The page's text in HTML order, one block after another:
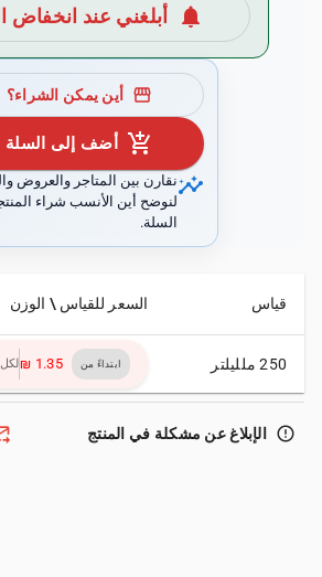
notifications أبلغني عند انخفاض
storefront أين يمكن الشراء؟
add_shopping_cart أضف إلى السلة
insightsنقارن بين المتاجر والعروض
لنوضح أين الأنسب شراء
السلة.
قياس السعر للقياس \ الوزن
250 ملليلتر ابتداءً من ‏1.35 ₪ لكل10 ملليلتر
error_outline الإبلاغ عن مشكلة في المنتج